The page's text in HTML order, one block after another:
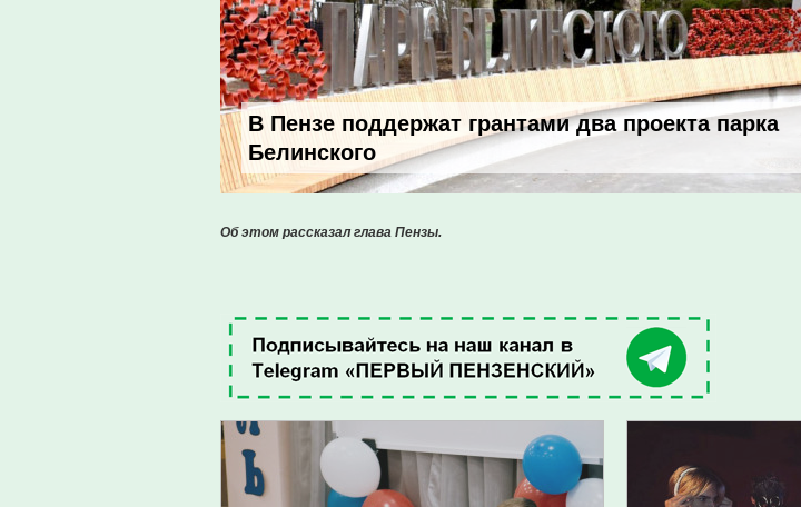
В Пензе поддержат грантами два проекта парка
Белинского
Об этом рассказал глава Пензы.